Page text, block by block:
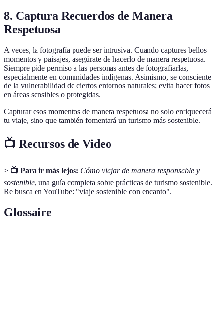
8. Captura Recuerdos de Manera
Respetuosa
A veces, la fotografía puede ser intrusiva. Cuando captures bellos
momentos y paisajes, asegúrate de hacerlo de manera respetuosa.
Siempre pide permiso a las personas antes de fotografiarlas,
especialmente en comunidades indígenas. Asimismo, se consciente
de la vulnerabilidad de ciertos entornos naturales; evita hacer fotos
en áreas sensibles o protegidas.
Capturar esos momentos de manera respetuosa no solo enriquecerá
tu viaje, sino que también fomentará un turismo más sostenible.
📺 Recursos de Video
> 📺 Para ir más lejos: Cómo viajar de manera responsable y
sostenible, una guía completa sobre prácticas de turismo sostenible.
Re busca en YouTube: "viaje sostenible con encanto".
Glossaire